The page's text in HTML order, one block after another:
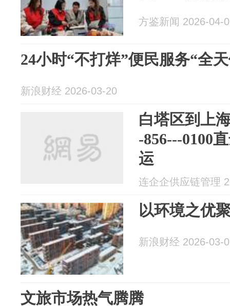
方鉴新闻 2026-04-
24小时“不打烊”便民服务“全
新浪财经 2026-03-20
白塔区到上
-856---0100
运
连企企供应链管理
以环境之优
新浪财经 2026-03-
文旅市场热气腾腾